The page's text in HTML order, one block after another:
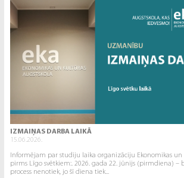
IZMAIŅAS DARBA LAIKĀ
15.06.2026.
Informējam par studiju laika organizāciju Ekonomikas un
pirms Līgo svētkiem:. 2026. gada 22. jūnijs (pirmdiena) –
process nenotiek, jo šī diena tiek...